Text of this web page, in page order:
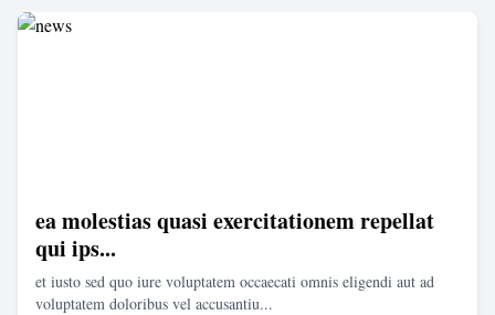
ea molestias quasi exercitationem repellat
qui ips...
et iusto sed quo iure voluptatem occaecati omnis eligendi aut ad
voluptatem doloribus vel accusantiu...